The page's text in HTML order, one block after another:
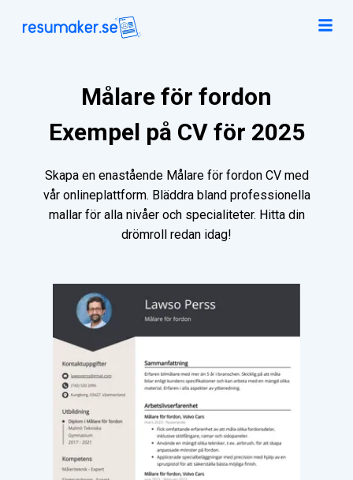
Målare för fordon
Exempel på CV för 2025
Skapa en enastående Målare för fordon CV med
vår onlineplattform. Bläddra bland professionella
mallar för alla nivåer och specialiteter. Hitta din
drömroll redan idag!